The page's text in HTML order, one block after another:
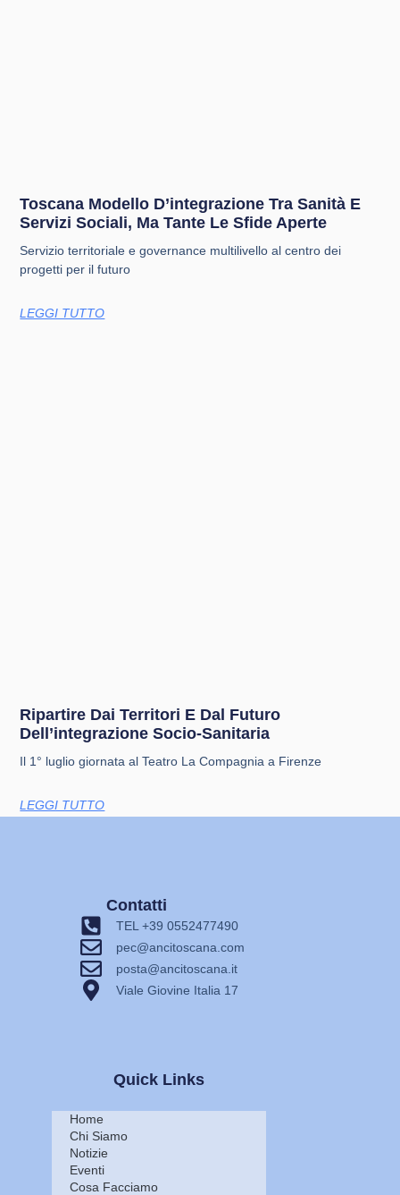
Toscana Modello D’integrazione Tra Sanità E
Servizi Sociali, Ma Tante Le Sfide Aperte
Servizio territoriale e governance multilivello al centro dei
progetti per il futuro
LEGGI TUTTO
Ripartire Dai Territori E Dal Futuro
Dell’integrazione Socio-Sanitaria
Il 1° luglio giornata al Teatro La Compagnia a Firenze
LEGGI TUTTO
Quick Links
Home
Chi Siamo
Notizie
Eventi
Cosa Facciamo
Contatti
TEL +39 0552477490
pec@ancitoscana.com
posta@ancitoscana.it
Viale Giovine Italia 17